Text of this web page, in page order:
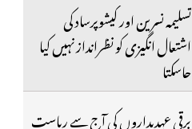
تسلیمہ نسرین اور کیشوپرساد کی
اشتعال انگیزی کو نظرانداز نہیں کیا
جاسکتا
برقی عہدیداروں کی آج سے ریاست